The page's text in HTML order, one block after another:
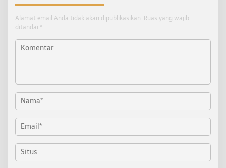
Alamat email Anda tidak akan dipublikasikan. Ruas yang wajib
ditandai *